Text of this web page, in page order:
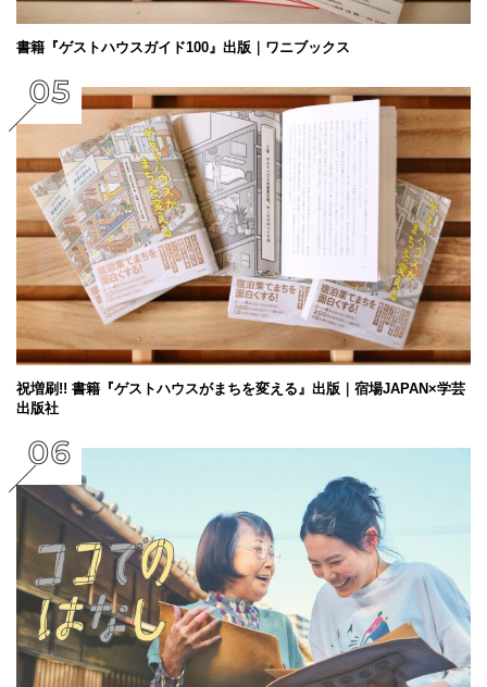
書籍『ゲストハウスガイド100』出版｜ワニブックス
祝増刷!! 書籍『ゲストハウスがまちを変える』出版｜宿場JAPAN×学芸
出版社